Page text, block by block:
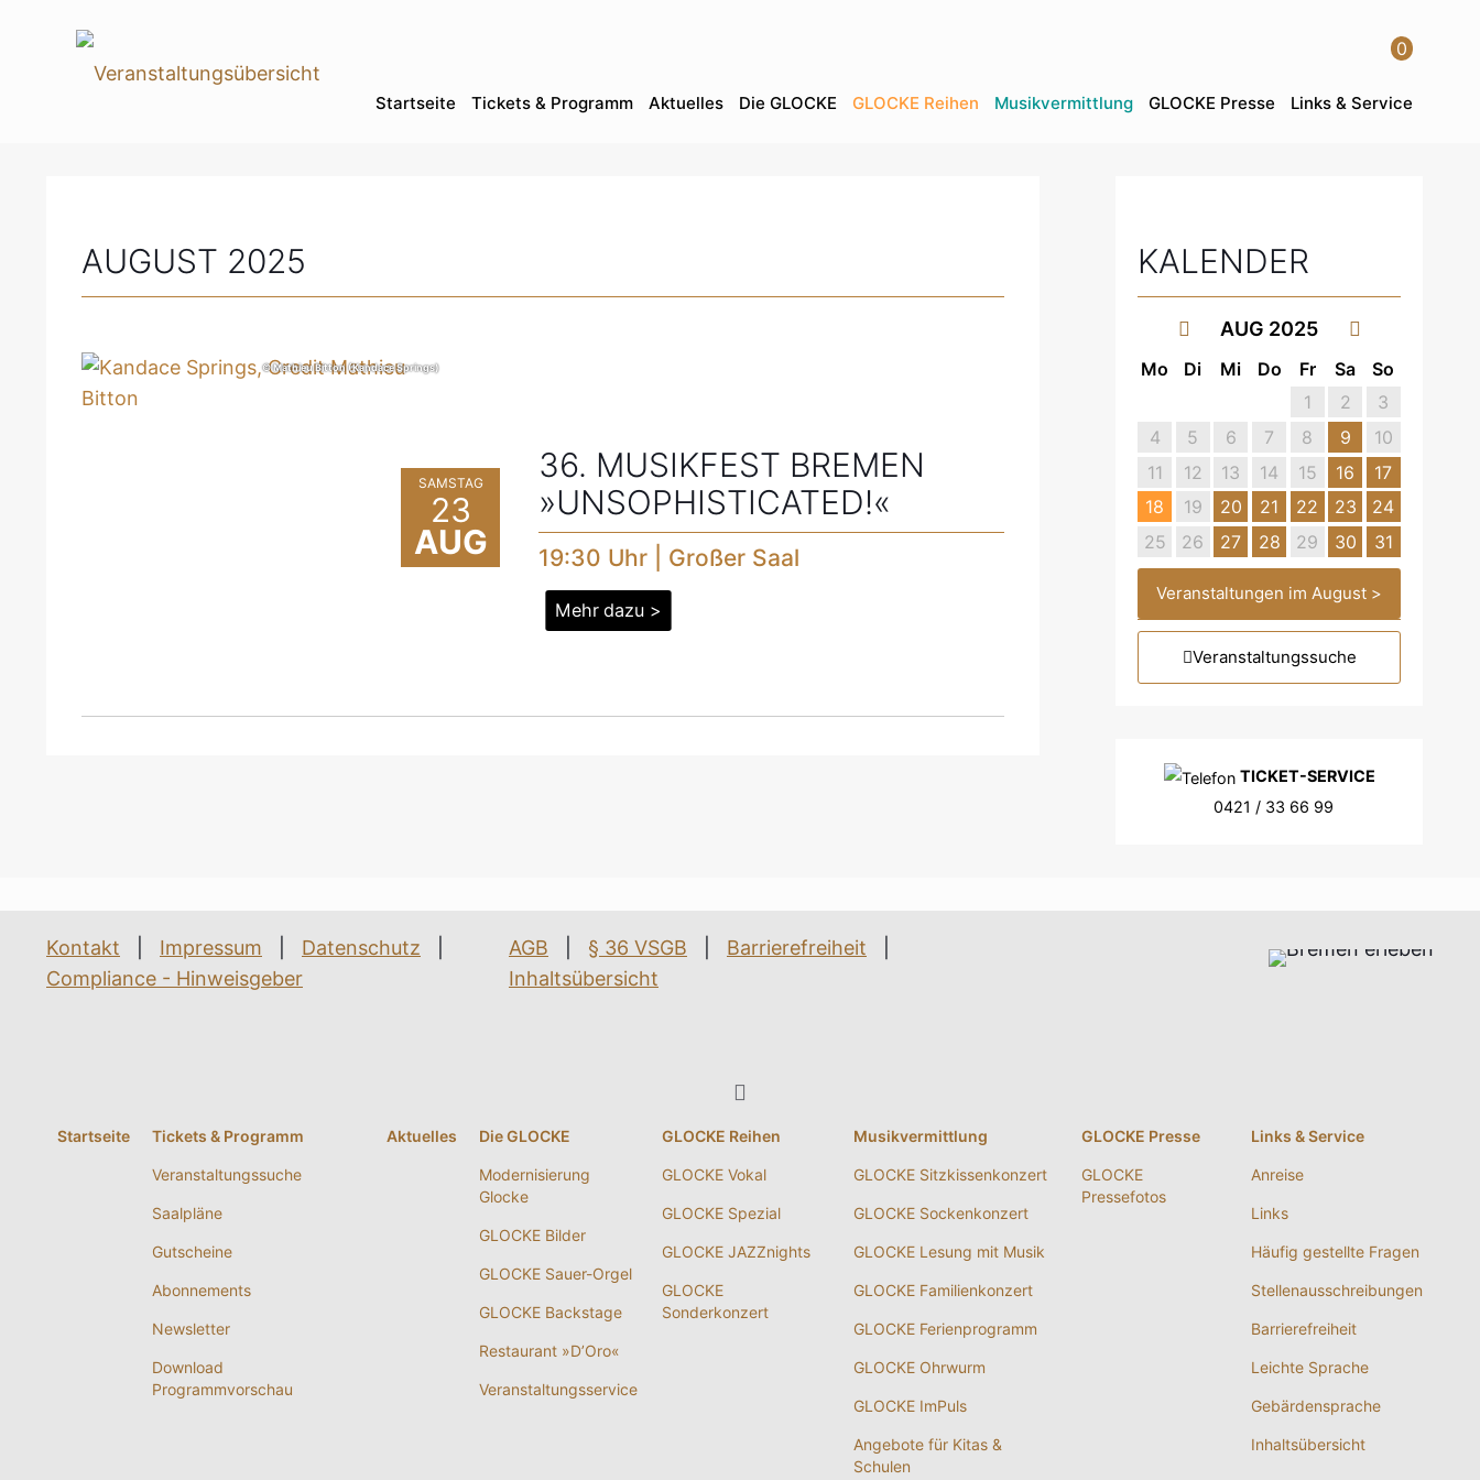
0
Startseite Tickets & Programm Aktuelles Die GLOCKE GLOCKE Reihen Musikvermittlung GLOCKE Presse Links & Service
AUGUST 2025
SAMSTAG
23
AUG
© Mathieu Bitton (Kandace Springs)
36. MUSIKFEST BREMEN
»UNSOPHISTICATED!«
19:30 Uhr | Großer Saal
Mehr dazu >
KALENDER
AUG 2025
Mo Di Mi Do Fr Sa
So
1
2
3
4
5 6 7 8 9
10
11
12 13 14 15 16
17
18
19 20 21 22 23
24
25
26 27 28 29 30 31
Veranstaltungen im August >
Veranstaltungssuche
TICKET-SERVICE
0421 / 33 66 99
Kontakt Impressum Datenschutz
Compliance - Hinweisgeber
AGB § 36 VSGB Barrierefreiheit
Inhaltsübersicht
Startseite Tickets & Programm
Veranstaltungssuche
Saalpläne
Gutscheine
Abonnements
Newsletter
Download
Programmvorschau
Aktuelles Die GLOCKE
Modernisierung
Glocke
GLOCKE Bilder
GLOCKE Sauer-Orgel
GLOCKE Backstage
Restaurant »D’Oro«
Veranstaltungsservice
GLOCKE Reihen
GLOCKE Vokal
GLOCKE Spezial
GLOCKE JAZZnights
GLOCKE
Sonderkonzert
Musikvermittlung
GLOCKE Sitzkissenkonzert
GLOCKE Sockenkonzert
GLOCKE Lesung mit Musik
GLOCKE Familienkonzert
GLOCKE Ferienprogramm
GLOCKE Ohrwurm
GLOCKE ImPuls
Angebote für Kitas &
Schulen
GLOCKE Presse
GLOCKE
Pressefotos
Links & Service
Anreise
Links
Häufig gestellte Fragen
Stellenausschreibungen
Barrierefreiheit
Leichte Sprache
Gebärdensprache
Inhaltsübersicht